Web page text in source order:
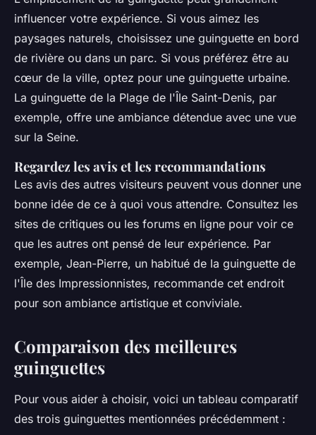
influencer votre expérience. Si vous aimez les
paysages naturels, choisissez une guinguette en bord
de rivière ou dans un parc. Si vous préférez être au
cœur de la ville, optez pour une guinguette urbaine.
La guinguette de la Plage de l'Île Saint-Denis, par
exemple, offre une ambiance détendue avec une vue
sur la Seine.
Regardez les avis et les recommandations
Les avis des autres visiteurs peuvent vous donner une
bonne idée de ce à quoi vous attendre. Consultez les
sites de critiques ou les forums en ligne pour voir ce
que les autres ont pensé de leur expérience. Par
exemple, Jean-Pierre, un habitué de la guinguette de
l'Île des Impressionnistes, recommande cet endroit
pour son ambiance artistique et conviviale.
Comparaison des meilleures
guinguettes
Pour vous aider à choisir, voici un tableau comparatif
des trois guinguettes mentionnées précédemment :